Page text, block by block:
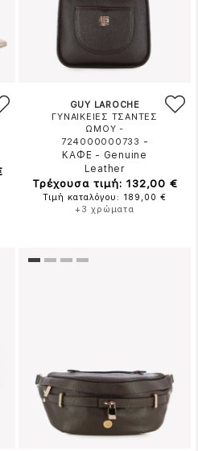
GUY LAROCHE
ΓΥΝΑΙΚΕΙΕΣ ΤΣΑΝΤΕΣ
ΩΜΟΥ -
724000000733 -
ΚΑΦΕ - Genuine
Leather
Τρέχουσα τιμή: 132,00 €
Τιμή καταλόγου: 189,00 €
+3 χρώματα